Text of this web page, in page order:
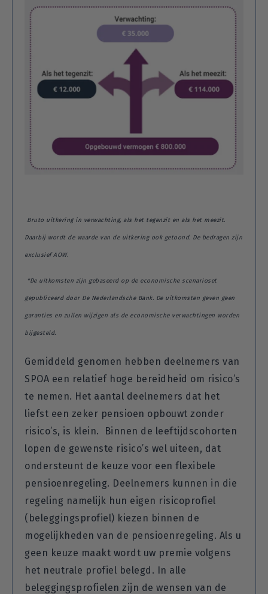
Bruto uitkering in verwachting, als het tegenzit en als het meezit.
Daarbij wordt de waarde van de uitkering ook getoond. De bedragen zijn
exclusief AOW.
*De uitkomsten zijn gebaseerd op de economische scenarioset
gepubliceerd door De Nederlandsche Bank. De uitkomsten geven geen
garanties en zullen wijzigen als de economische verwachtingen worden
bijgesteld.
Gemiddeld genomen hebben deelnemers van
SPOA een relatief hoge bereidheid om risico’s
te nemen. Het aantal deelnemers dat het
liefst een zeker pensioen opbouwt zonder
risico’s, is klein. Binnen de leeftijdscohorten
lopen de gewenste risico’s wel uiteen, dat
ondersteunt de keuze voor een flexibele
pensioenregeling. Deelnemers kunnen in die
regeling namelijk hun eigen risicoprofiel
(beleggingsprofiel) kiezen binnen de
mogelijkheden van de pensioenregeling. Als u
geen keuze maakt wordt uw premie volgens
het neutrale profiel belegd. In alle
beleggingsprofielen zijn de wensen van de